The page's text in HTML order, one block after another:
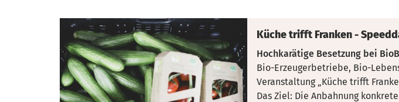
Küche trifft Franken -
Hochkarätige Besetzung bei
Bio-Erzeugerbetriebe, Bio-
Veranstaltung „Küche trifft
Das Ziel: Die Anbahnung